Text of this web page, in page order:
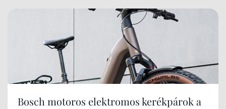
Bosch motoros elektromos kerékpárok a